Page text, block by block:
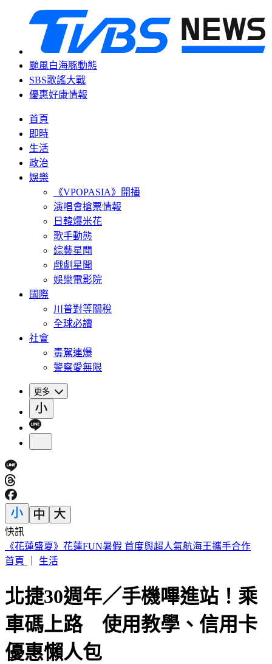
颱風白海豚動態
SBS歌謠大戰
優惠好康情報
首頁
即時
生活
政治
娛樂
《VPOPASIA》開播
演唱會搶票情報
日韓爆米花
歌手動態
綜藝星聞
戲劇星聞
娛樂電影院
國際
川普對等關稅
全球必讀
社會
毒駕連爆
警察愛無限
更多
快訊
蔡阿嘎陷爭議！前員工蘿拉神隱多時突發文 60字曝現況
首頁
生活
北捷30週年／手機嗶進站！乘
車碼上路 使用教學、信用卡
優惠懶人包